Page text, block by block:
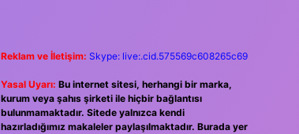
Reklam ve İletişim: Skype: live:.cid.575569c608265c69
Yasal Uyarı: Bu internet sitesi, herhangi bir marka,
kurum veya şahıs şirketi ile hiçbir bağlantısı
bulunmamaktadır. Sitede yalnızca kendi
hazırladığımız makaleler paylaşılmaktadır. Burada yer